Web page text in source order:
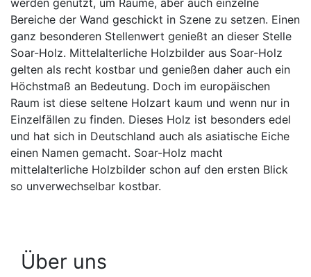
Bereiche der Wand geschickt in Szene zu setzen. Einen
ganz besonderen Stellenwert genießt an dieser Stelle
Soar-Holz. Mittelalterliche Holzbilder aus Soar-Holz
gelten als recht kostbar und genießen daher auch ein
Höchstmaß an Bedeutung. Doch im europäischen
Raum ist diese seltene Holzart kaum und wenn nur in
Einzelfällen zu finden. Dieses Holz ist besonders edel
und hat sich in Deutschland auch als asiatische Eiche
einen Namen gemacht. Soar-Holz macht
mittelalterliche Holzbilder schon auf den ersten Blick
so unverwechselbar kostbar.
Über uns